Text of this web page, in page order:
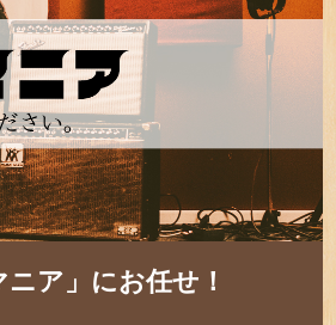
ア」にお任せ！